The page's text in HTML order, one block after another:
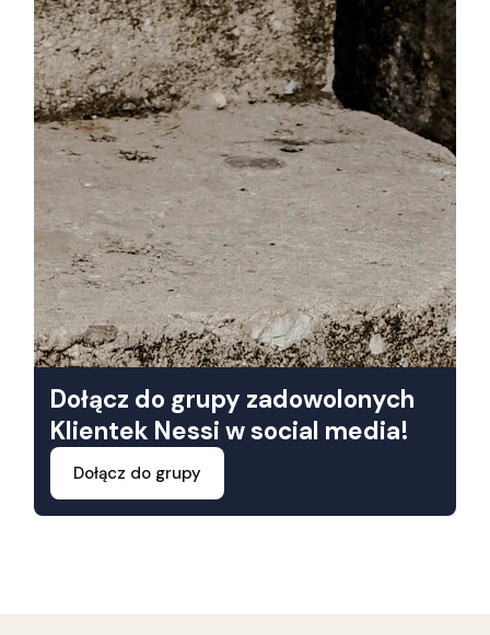
Dołącz do grupy zadowolonych
Klientek Nessi w social media!
Dołącz do grupy